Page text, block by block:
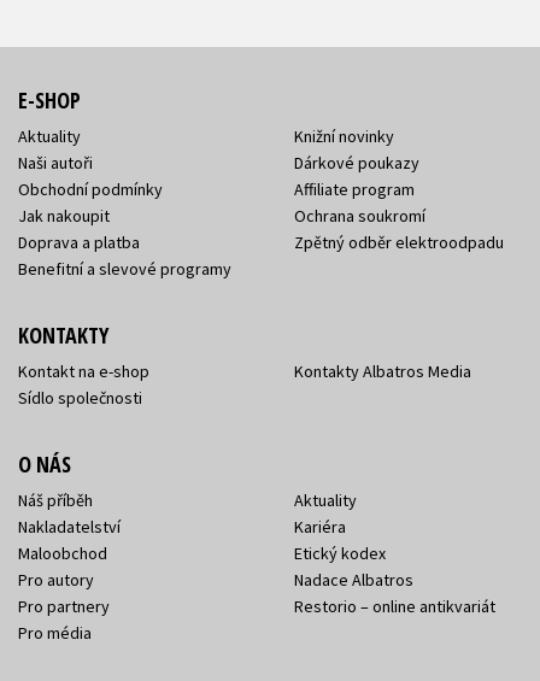
E-SHOP
Aktuality
Naši autoři
Obchodní podmínky
Jak nakoupit
Doprava a platba
Benefitní a slevové programy
Knižní novinky
Dárkové poukazy
Affiliate program
Ochrana soukromí
Zpětný odběr elektroodpadu
KONTAKTY
Kontakt na e-shop
Sídlo společnosti
Kontakty Albatros Media
O NÁS
Náš příběh
Nakladatelství
Maloobchod
Pro autory
Pro partnery
Pro média
Aktuality
Kariéra
Etický kodex
Nadace Albatros
Restorio – online antikvariát